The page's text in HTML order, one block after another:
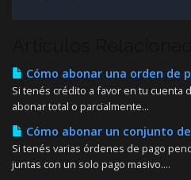
Cómo abonar una orden de
Si tenés crédito a favor en tu cuenta
abonar total o parcialmente...
Cómo abonar un conjunto
Si tenés varias órdenes de pago
juntas con un solo pago masivo....